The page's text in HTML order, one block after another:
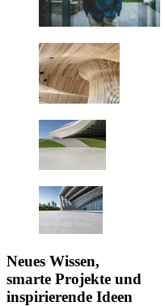
Neues Wissen,
smarte Projekte und
inspirierende Ideen